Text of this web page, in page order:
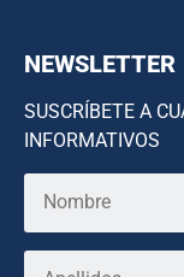
NEWSLETTER
SUSCRÍBETE A
INFORMATIVOS